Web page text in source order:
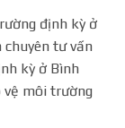
định kỳ ở
tư vấn
kỳ ở Bình
vệ môi trường